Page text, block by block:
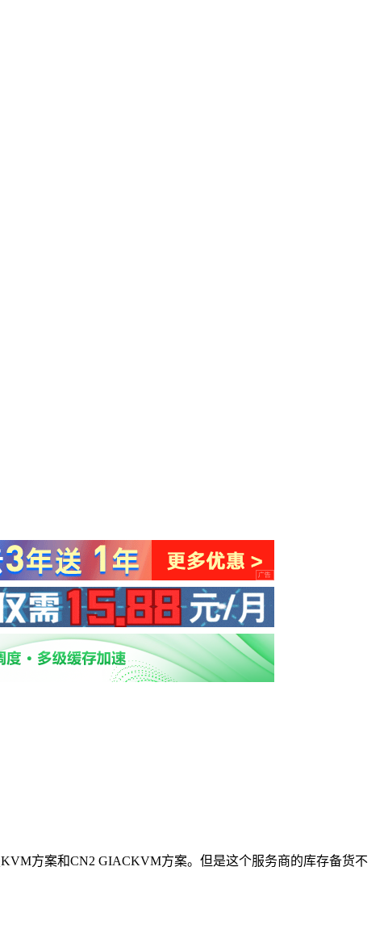
方案和CN2 GIACKVM方案。但是这个服务商的库存备货不